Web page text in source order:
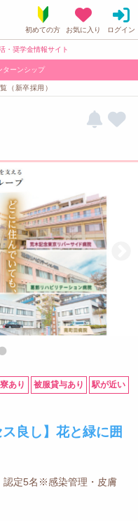
・奨学金情報サイト
ターンシップ
（新卒採用）
寮あり 被服貸与あり 駅が近い
良し】花と緑に囲
認定5名※感染管理・皮膚